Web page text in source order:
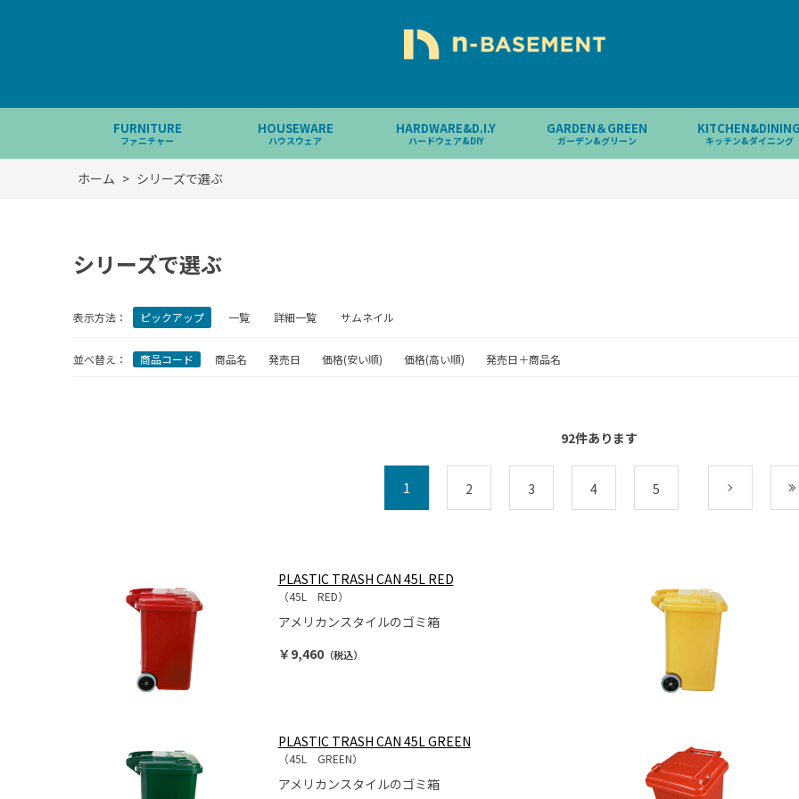
FURNITURE
ファニチャー
HOUSEWARE
ハウスウェア
HARDWARE&D.I.Y
ハードウェア&DIY
GARDEN＆GREEN
ガーデン&グリーン キッチン&ダイニング
ホーム > シリーズで選ぶ
シリーズで選ぶ
表示方法： ピックアップ 一覧 詳細一覧 サムネイル
並べ替え： 商品コード 商品名 発売日 価格(安い順) 価格(高い順) 発売日＋商品名
92件あります
1 2 3 4 5
PLASTIC TRASH CAN 45L RED
（45L RED）
アメリカンスタイルのゴミ箱
￥9,460（税込）
PLASTIC TRASH CAN 45L GREEN
（45L GREEN）
アメリカンスタイルのゴミ箱